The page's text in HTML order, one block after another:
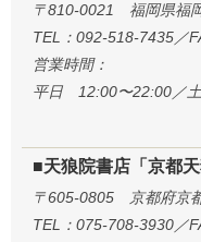
〒810-0021 福岡県福
TEL：092-518-7435／
営業時間：
平日 12:00〜22:00／
■天狼院書店「京都天
〒605-0805 京都府京
TEL：075-708-3930／